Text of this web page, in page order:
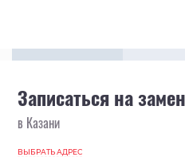
Записаться на
в Казани
ВЫБРАТЬ АДРЕС